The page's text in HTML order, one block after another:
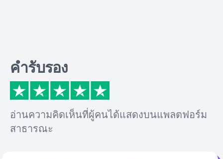
คำรับรอง
อ่านความคิดเห็นที่ผู้คนได้แสดงบนแพลตฟอร์ม
สาธารณะ